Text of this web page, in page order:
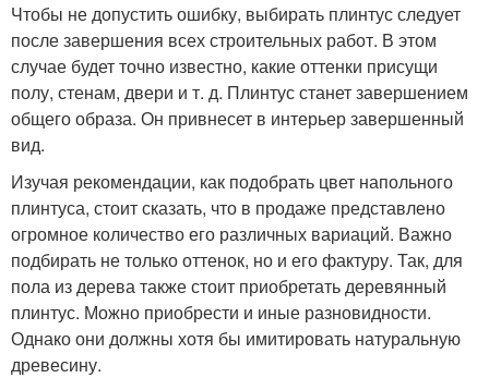
Чтобы не допустить ошибку, выбирать плинтус следует
после завершения всех строительных работ. В этом
случае будет точно известно, какие оттенки присущи
полу, стенам, двери и т. д. Плинтус станет завершением
общего образа. Он привнесет в интерьер завершенный
вид.
Изучая рекомендации, как подобрать цвет напольного
плинтуса, стоит сказать, что в продаже представлено
огромное количество его различных вариаций. Важно
подбирать не только оттенок, но и его фактуру. Так, для
пола из дерева также стоит приобретать деревянный
плинтус. Можно приобрести и иные разновидности.
Однако они должны хотя бы имитировать натуральную
древесину.